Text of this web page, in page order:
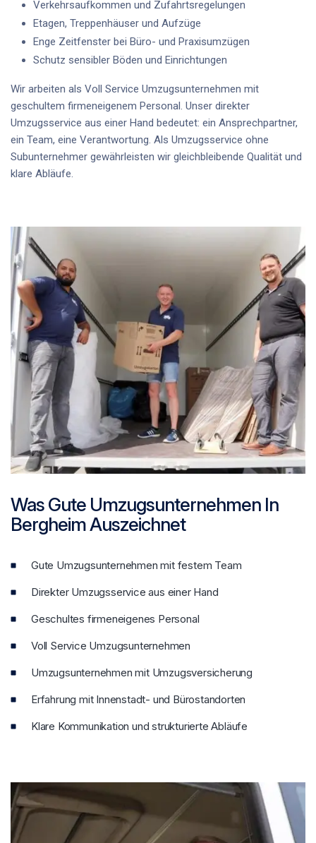
Verkehrsaufkommen und Zufahrtsregelungen
Etagen, Treppenhäuser und Aufzüge
Enge Zeitfenster bei Büro- und Praxisumzügen
Schutz sensibler Böden und Einrichtungen
Wir arbeiten als Voll Service Umzugsunternehmen mit
geschultem firmeneigenem Personal. Unser direkter
Umzugsservice aus einer Hand bedeutet: ein Ansprechpartner,
ein Team, eine Verantwortung. Als Umzugsservice ohne
Subunternehmer gewährleisten wir gleichbleibende Qualität und
klare Abläufe.
Was Gute Umzugsunternehmen In
Bergheim Auszeichnet
Gute Umzugsunternehmen mit festem Team
Direkter Umzugsservice aus einer Hand
Geschultes firmeneigenes Personal
Voll Service Umzugsunternehmen
Umzugsunternehmen mit Umzugsversicherung
Erfahrung mit Innenstadt- und Bürostandorten
Klare Kommunikation und strukturierte Abläufe